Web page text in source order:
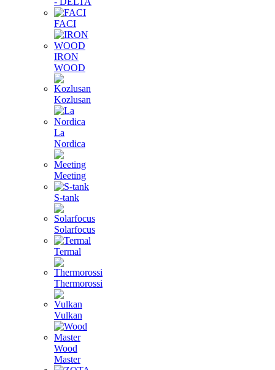
FACI
IRON
WOOD
Kozlusan
La
Nordica
Meeting
S-tank
Solarfocus
Termal
Thermorossi
Vulkan
Wood
Master